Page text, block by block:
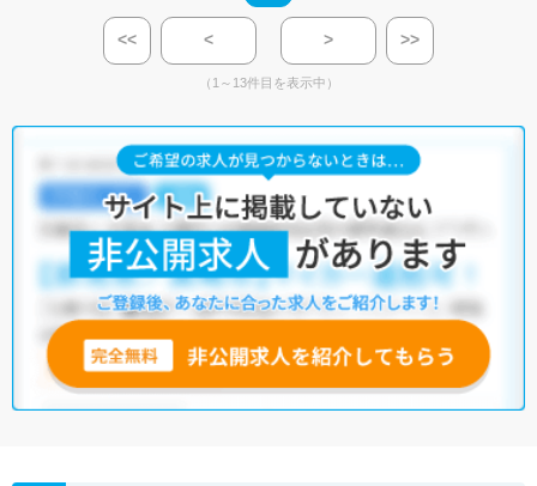
<< < > >>
（1～13件目を表示中）